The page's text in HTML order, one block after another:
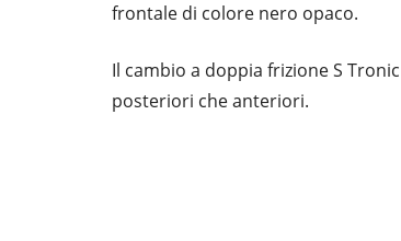
frontale di colore nero opaco.
Il cambio a doppia frizione S
posteriori che anteriori.